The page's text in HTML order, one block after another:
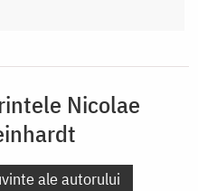
Nicolae
ale autorului